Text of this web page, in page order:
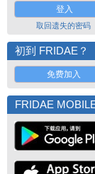
取回遗失的密码
初到 FRIDAE？
免费加入
FRIDAE